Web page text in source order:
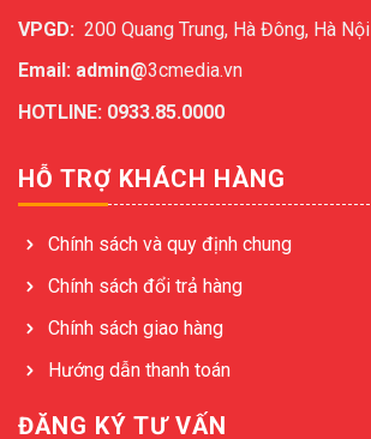
VPGD: 200 Quang Trung, Hà Đông, Hà Nội
Email: admin@3cmedia.vn
HOTLINE: 0933.85.0000
HỖ TRỢ KHÁCH HÀNG
Chính sách và quy định chung
Chính sách đổi trả hàng
Chính sách giao hàng
Hướng dẫn thanh toán
ĐĂNG KÝ TƯ VẤN